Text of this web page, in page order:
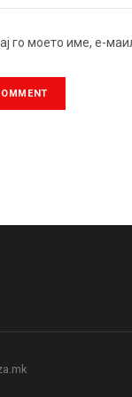
го моето име, е-